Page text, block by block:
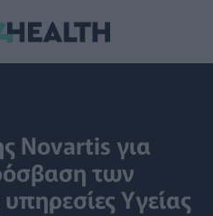
Novartis για
των
Υγείας